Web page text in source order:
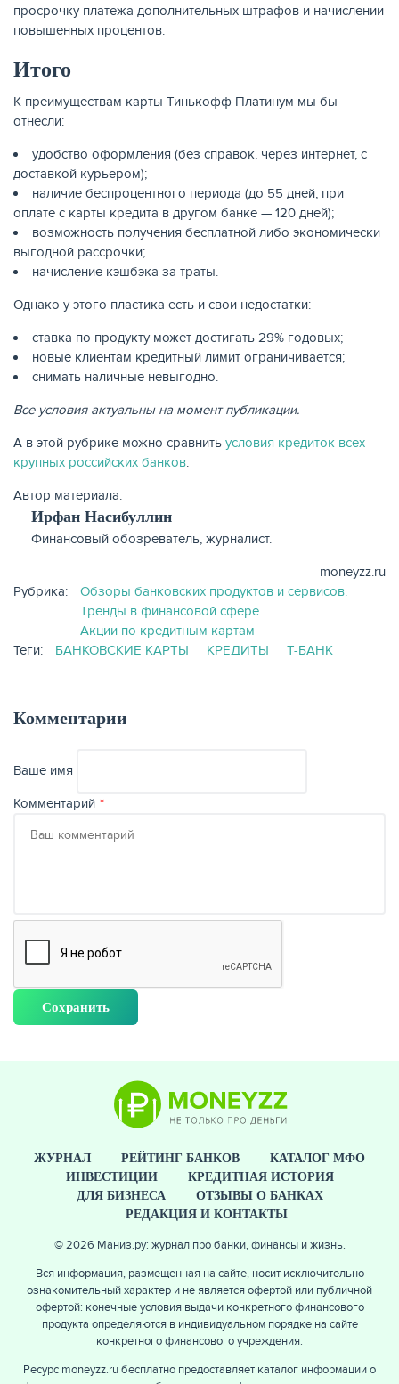
просрочку платежа дополнительных штрафов и начислении
повышенных процентов.
Итого
К преимуществам карты Тинькофф Платинум мы бы
отнесли:
удобство оформления (без справок, через интернет, с
доставкой курьером);
наличие беспроцентного периода (до 55 дней, при
оплате с карты кредита в другом банке — 120 дней);
возможность получения бесплатной либо экономически
выгодной рассрочки;
начисление кэшбэка за траты.
Однако у этого пластика есть и свои недостатки:
ставка по продукту может достигать 29% годовых;
новые клиентам кредитный лимит ограничивается;
снимать наличные невыгодно.
Все условия актуальны на момент публикации.
А в этой рубрике можно сравнить условия кредиток всех
крупных российских банков.
Автор материала:
Ирфан Насибуллин
Финансовый обозреватель, журналист.
moneyzz.ru
Рубрика:
Обзоры банковских продуктов и сервисов.
Тренды в финансовой сфере
Акции по кредитным картам
Теги:
БАНКОВСКИЕ КАРТЫ КРЕДИТЫ Т-БАНК
Комментарии
Ваше имя
Комментарий
ЖУРНАЛ РЕЙТИНГ БАНКОВ
КАТАЛОГ МФО
ИНВЕСТИЦИИ
КРЕДИТНАЯ ИСТОРИЯ
ДЛЯ БИЗНЕСА
ОТЗЫВЫ О БАНКАХ
РЕДАКЦИЯ И КОНТАКТЫ
© 2026 Маниз.ру: журнал про банки, финансы и жизнь.
Вся информация, размещенная на сайте, носит исключительно
ознакомительный характер и не является офертой или публичной
офертой: конечные условия выдачи конкретного финансового
продукта определяются в индивидуальном порядке на сайте
конкретного финансового учреждения.
Ресурс moneyzz.ru бесплатно предоставляет каталог информации о